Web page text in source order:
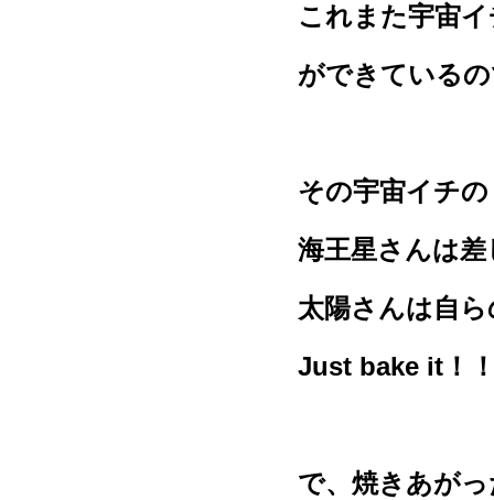
これまた宇宙
ができている
その宇宙イチ
海王星さんは
太陽さんは自
Just bake it！
で、焼きあが